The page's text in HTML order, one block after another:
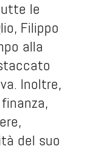
le
Filippo
alla
Inoltre,
del suo